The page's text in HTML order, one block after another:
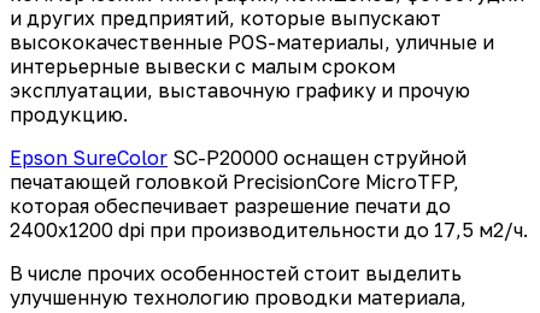
и других предприятий, которые выпускают
высококачественные POS-материалы, уличные и
интерьерные вывески с малым сроком
эксплуатации, выставочную графику и прочую
продукцию.
Epson SureColor SC-P20000 оснащен струйной
печатающей головкой PrecisionCore MicroTFP,
которая обеспечивает разрешение печати до
2400x1200 dpi при производительности до 17,5 м2/ч.
В числе прочих особенностей стоит выделить
улучшенную технологию проводки материала,